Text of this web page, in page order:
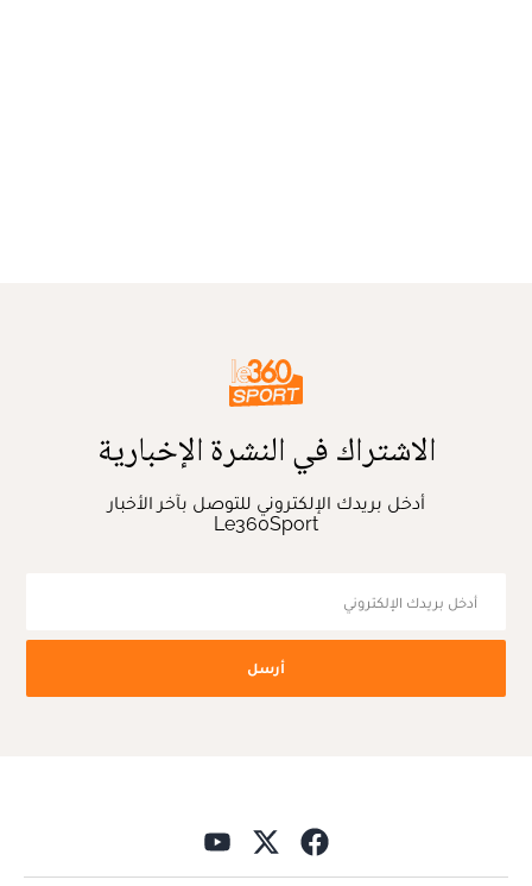
الاشتراك في النشرة الإخبارية
أدخل بريدك الإلكتروني للتوصل بآخر الأخبار
Le360Sport
أرسل